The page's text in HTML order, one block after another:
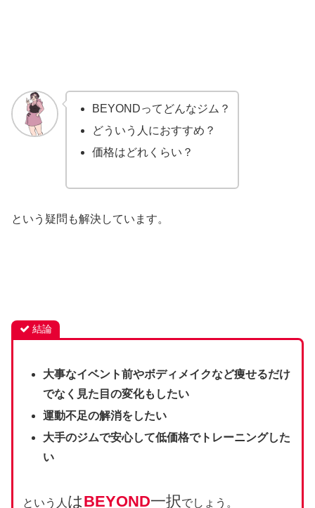
BEYONDってどんなジム？
どういう人におすすめ？
価格はどれくらい？
という疑問も解決しています。
結論
大事なイベント前やボディメイクなど痩せるだけ
でなく見た目の変化もしたい
運動不足の解消をしたい
大手のジムで安心して低価格でトレーニングした
い
という人 はBEYOND一択でしょう。